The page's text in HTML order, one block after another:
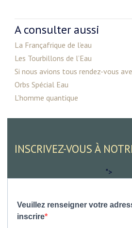
A consulter aussi
La Françafrique de l’eau
Les Tourbillons de l’Eau
Si nous avions tous rendez-vous
Orbs Spécial Eau
L’homme quantique
INSCRIVEZ-VOUS À
">
Veuillez renseigner votre
inscrire